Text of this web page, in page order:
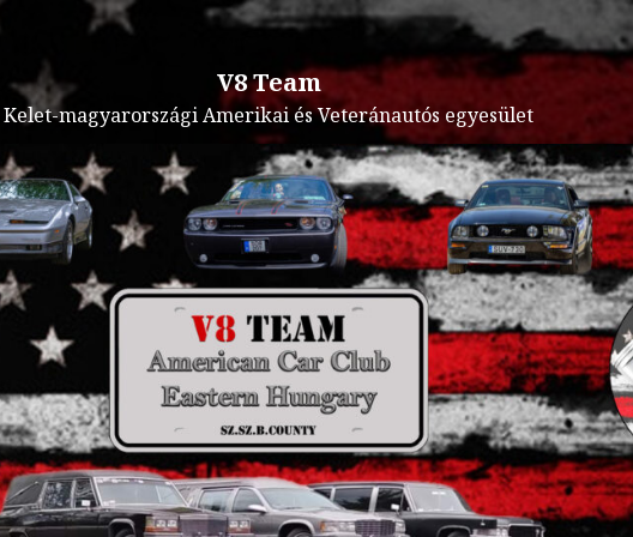
V8 Team
Kelet-magyarországi Amerikai és Veteránautós egyesület